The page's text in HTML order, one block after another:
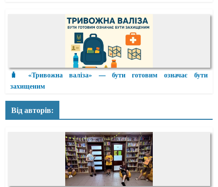
🧳 «Тривожна валіза» — бути готовим означає бути
захищеним
Від авторів: